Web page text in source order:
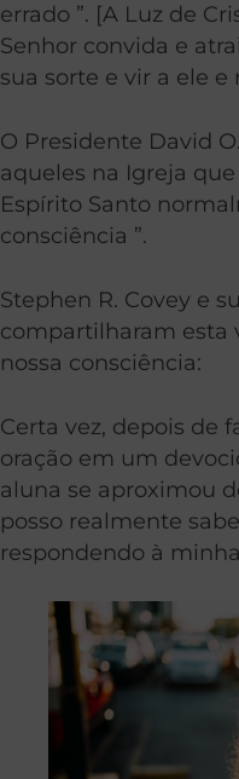
errado ”. [A Luz de
Senhor convida e
sua sorte e vir a ele e
O Presidente David
aqueles na Igreja
Espírito Santo
consciência ”.
Stephen R. Covey e
compartilharam esta
nossa consciência:
Certa vez, depois de
oração em um
aluna se aproximou
posso realmente
respondendo à minha